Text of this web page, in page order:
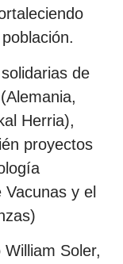
de
Herria),
proyectos
Vacunas y el
Soler,